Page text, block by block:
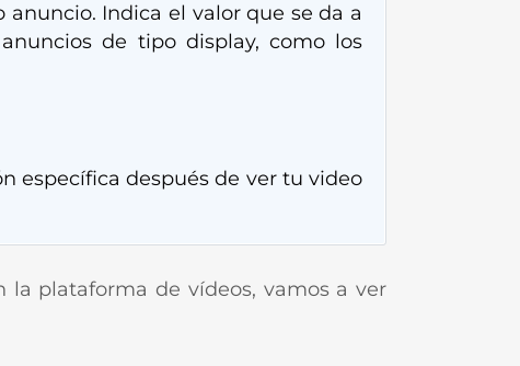
Indica el valor que se da a
de tipo display, como los
específica después de ver tu video
plataforma de vídeos, vamos a ver